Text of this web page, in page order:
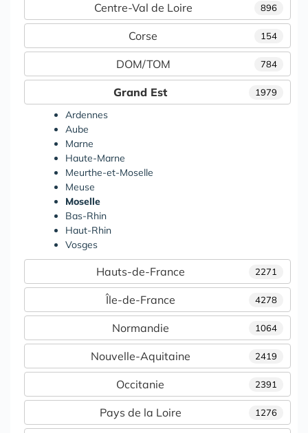
896
Centre-Val de Loire
154
Corse
784
DOM/TOM
1979
Grand Est
Ardennes
Aube
Marne
Haute-Marne
Meurthe-et-Moselle
Meuse
Moselle
Bas-Rhin
Haut-Rhin
Vosges
2271
Hauts-de-France
4278
Île-de-France
1064
Normandie
2419
Nouvelle-Aquitaine
2391
Occitanie
1276
Pays de la Loire